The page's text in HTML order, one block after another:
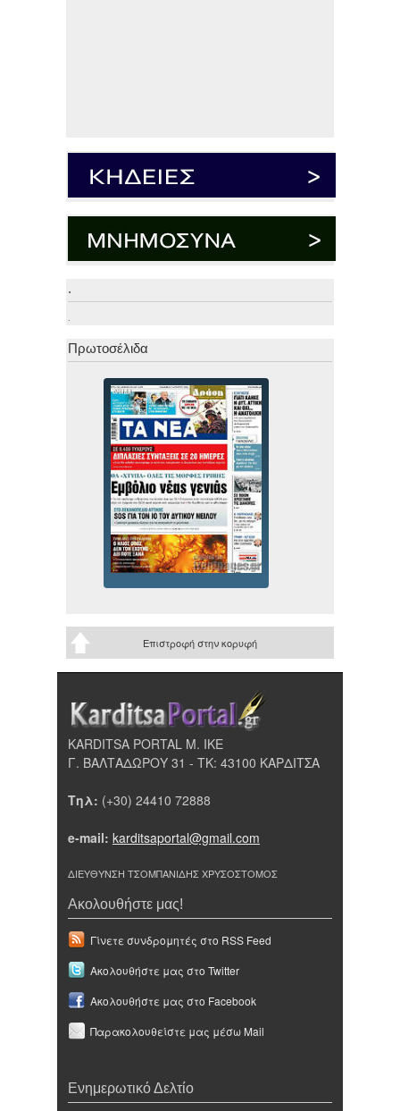
.
.
Πρωτοσέλιδα
Επιστροφή στην κορυφή
KARDITSA PORTAL Μ. ΙΚΕ
Γ. ΒΑΛΤΑΔΩΡΟΥ 31 - ΤΚ: 43100 ΚΑΡΔΙΤΣΑ
Τηλ: (+30) 24410 72888
e-mail: karditsaportal@gmail.com
ΔΙΕΥΘΥΝΣΗ ΤΣΟΜΠΑΝΙΔΗΣ ΧΡΥΣΟΣΤΟΜΟΣ
Ακολουθήστε μας!
Γίνετε συνδρομητές στο RSS Feed
Ακολουθήστε μας στο Twitter
Ακολουθήστε μας στο Facebook
Παρακολουθείστε μας μέσω Mail
Ενημερωτικό Δελτίο